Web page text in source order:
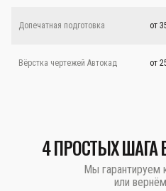
Допечатная подготовка от
Вёрстка чертежей Автокад от
4 ПРОСТЫХ ШАГА
Мы гарантируем
или